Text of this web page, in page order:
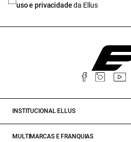
uso e privacidadeda Ellus
INSTITUCIONAL ELLUS
MULTIMARCAS E FRANQUIAS